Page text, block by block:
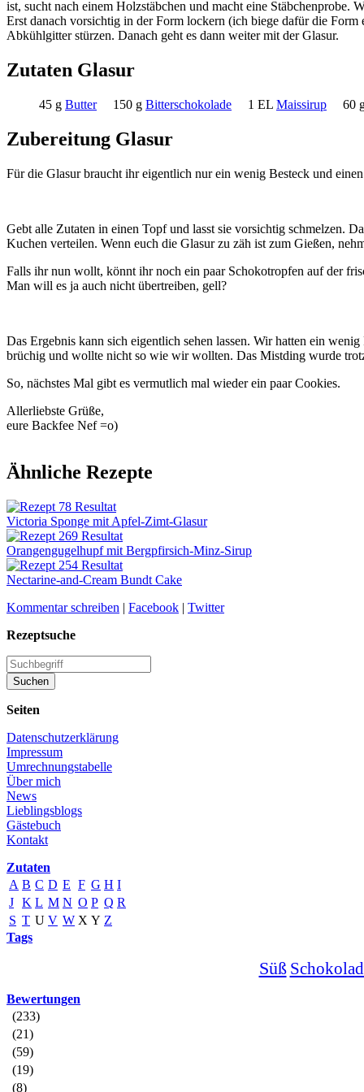
ist, sucht nach einem Holzstäbchen und macht eine Stäbchenprobe.
Erst danach vorsichtig in der Form lockern (ich biege dafür die
Abkühlgitter stürzen. Danach geht es dann weiter mit der Glasur.
Zutaten Glasur
45 g Butter 150 g Bitterschokolade 1 EL Maissirup 60
Zubereitung Glasur
Für die Glasur braucht ihr eigentlich nur ein wenig Besteck und
Gebt alle Zutaten in einen Topf und lasst sie vorsichtig schmelzen.
Kuchen verteilen. Wenn euch die Glasur zu zäh ist zum Gießen,
Falls ihr nun wollt, könnt ihr noch ein paar Schokotropfen auf der
Man will es ja auch nicht übertreiben, gell?
Das Ergebnis kann sich eigentlich sehen lassen. Wir hatten ein
brüchig und wollte nicht so wie wir wollten. Das Mistding wurde
So, nächstes Mal gibt es vermutlich mal wieder ein paar Cookies.
Allerliebste Grüße,
eure Backfee Nef =o)
Ähnliche Rezepte
Victoria Sponge mit Apfel-Zimt-Glasur
Orangengugelhupf mit Bergpfirsich-Minz-Sirup
Nectarine-and-Cream Bundt Cake
Kommentar schreiben | Facebook | Twitter
Rezeptsuche
Seiten
Datenschutzerklärung
Impressum
Umrechnungstabelle
Über mich
News
Lieblingsblogs
Gästebuch
Kontakt
Zutaten
A B C D E F G H I
J K L M N O P Q R
S T U V W X Y Z
Tags
Süß
Bewertungen
(233)
(21)
(59)
(19)
(8)